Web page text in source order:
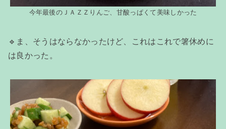
今年最後のＪＡＺＺりんご、甘酸っぱくて美味しかった
🔹ま、そうはならなかったけど、これはこれで箸休めに
は良かった。